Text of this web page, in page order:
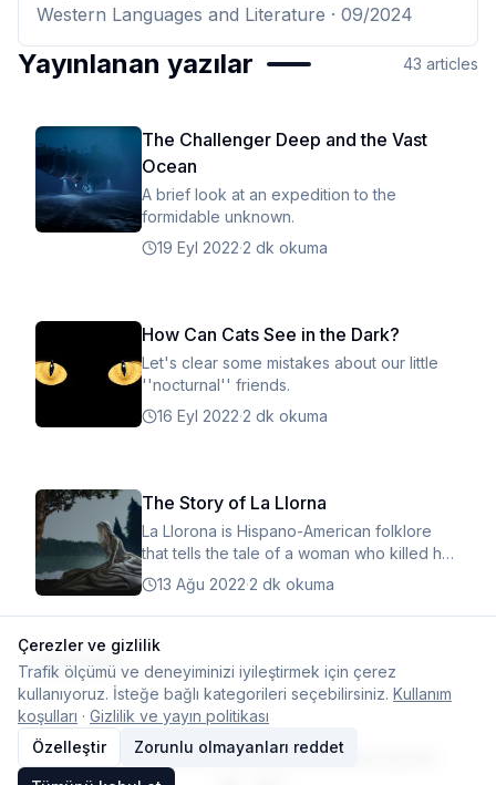
Western Languages and Literature · 09/2024
Yayınlanan yazılar 43 articles
The Challenger Deep and the Vast
Ocean
A brief look at an expedition to the
formidable unknown.
19 Eyl 2022·2 dk okuma
How Can Cats See in the Dark?
Let's clear some mistakes about our little
''nocturnal'' friends.
16 Eyl 2022·2 dk okuma
The Story of La Llorna
La Llorona is Hispano-American folklore
that tells the tale of a woman who killed her
children.
13 Ağu 2022·2 dk okuma
Daha fazla
© 2026 TypelishAna SayfaEkipİletişimÇerez ayarları
Çerezler ve gizlilik
Trafik ölçümü ve deneyiminizi iyileştirmek için çerez
kullanıyoruz. İsteğe bağlı kategorileri seçebilirsiniz. Kullanım
koşulları · Gizlilik ve yayın politikası
Özelleştir
Zorunlu olmayanları reddet